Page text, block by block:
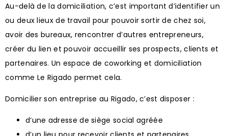
Au-delà de la domiciliation, c’est important d’identifier un
ou deux lieux de travail pour pouvoir sortir de chez soi,
avoir des bureaux, rencontrer d’autres entrepreneurs,
créer du lien et pouvoir accueillir ses prospects, clients et
partenaires. Un espace de coworking et domiciliation
comme Le Rigado permet cela.
Domicilier son entreprise au Rigado, c’est disposer :
d’une adresse de siège social agréée